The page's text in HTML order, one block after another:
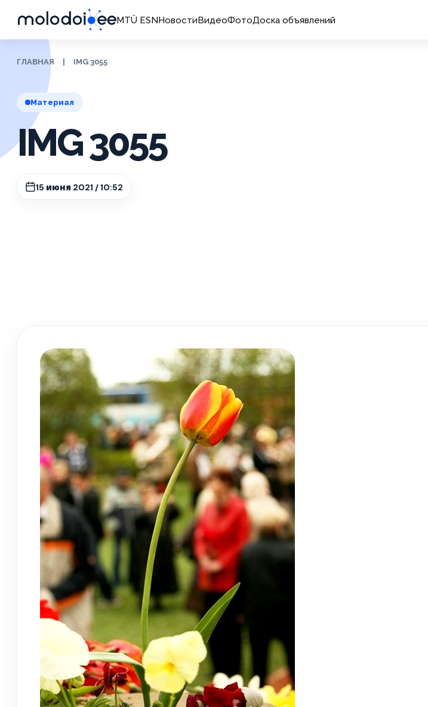
MTÜ ESNНовостиВидеоФотоДоска объявлений
ГЛАВНАЯ IMG 3055
Материал
IMG 3055
15 июня 2021 / 10:52